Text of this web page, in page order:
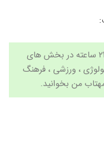
جدیدترین اخبار و مهم ترین رویدادهای ۲۴ ساعته در بخش های
، ورزشی ، فرهنگ
من بخوانید.